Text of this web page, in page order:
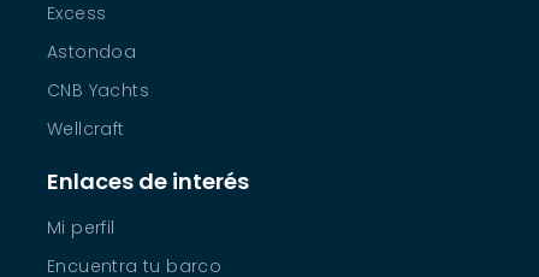
Excess
Astondoa
CNB Yachts
Wellcraft
Enlaces de interés
Mi perfil
Encuentra tu barco